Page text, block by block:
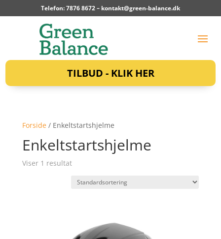
Telefon: 7876 8672 – kontakt@green-balance.dk
TILBUD - KLIK HER
Forside/ Enkeltstartshjelme
Enkeltstartshjelme
Viser 1 resultat